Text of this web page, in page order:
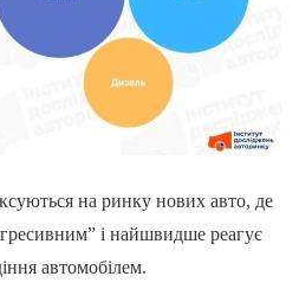
на ринку нових авто, де
і найшвидше реагує
автомобілем.